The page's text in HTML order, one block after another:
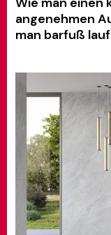
angenehmen
man barfuß